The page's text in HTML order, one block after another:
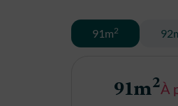
91m2
91m2À